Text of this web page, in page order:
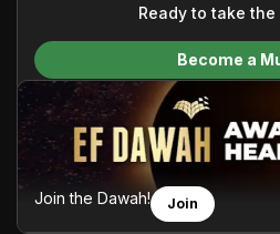
We do all of this with the
praise belongs to Allah, the
Ready to take
Become a
Join the Dawah! Join